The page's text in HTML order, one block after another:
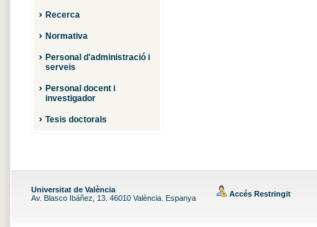
Recerca
Normativa
Personal d'administració i
serveis
Personal docent i
investigador
Tesis doctorals
Universitat de València
Av. Blasco Ibáñez, 13. 46010 València. Espanya
Accés Restringit